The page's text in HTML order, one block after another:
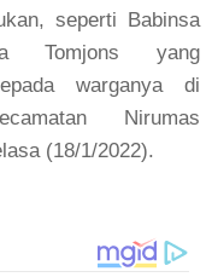
seperti Babinsa
Tomjons yang
warganya di
Nirumas
(18/1/2022).